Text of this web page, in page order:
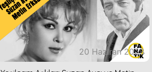
20 Haziran 2023